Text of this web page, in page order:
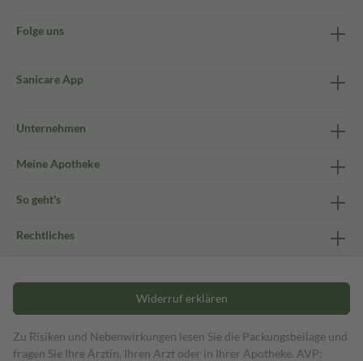
Folge uns
Sanicare App
Unternehmen
Meine Apotheke
So geht's
Rechtliches
Widerruf erklären
Zu Risiken und Nebenwirkungen lesen Sie die Packungsbeilage und
fragen Sie Ihre Ärztin, Ihren Arzt oder in Ihrer Apotheke. AVP: